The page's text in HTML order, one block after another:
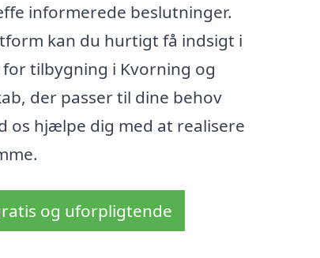
informerede beslutninger.
kan du hurtigt få indsigt i
tilbygning i Kvorning og
der passer til dine behov
os hjælpe dig med at realisere
og uforpligtende